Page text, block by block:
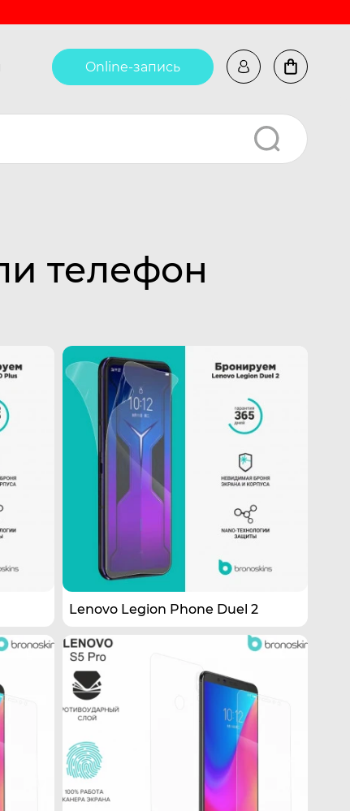
Online-запись
телефон
Lenovo Legion Phone Duel 2